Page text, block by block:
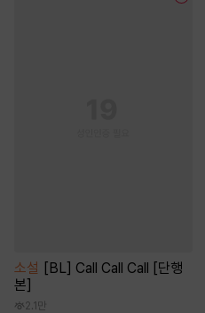
소설 [BL] Call Call Call [단행
본]
2.1만